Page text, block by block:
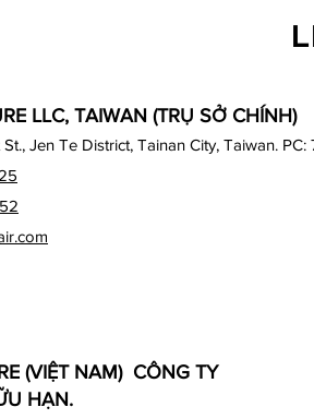
LLC, TAIWAN (TRỤ SỞ CHÍNH)
St., Jen Te District, Tainan City, Taiwan. PC:
(VIỆT NAM) CÔNG TY
HẠN.